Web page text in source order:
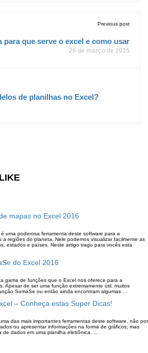
Previous post
para que serve o excel e como usar
26 de março de 2015
de planilhas no Excel?
mapas no Excel 2016
uma poderosa ferramenta deste software para a
regiões do planeta. Nele podemos visualizar facilmente as
estados e países. Neste artigo trago para vocês esta
do Excel 2016
gama de funções que o Excel nos oferece para a
Apesar de ser uma função extremamente útil, muitos
SomaSe ou então ainda encontram algumas …
– Conheça estas Super Dicas!
das mais importantes ferramentas deste software, não por
ou apresentar informações na forma de gráficos; mas
de dados em uma planilha eletrônica. …